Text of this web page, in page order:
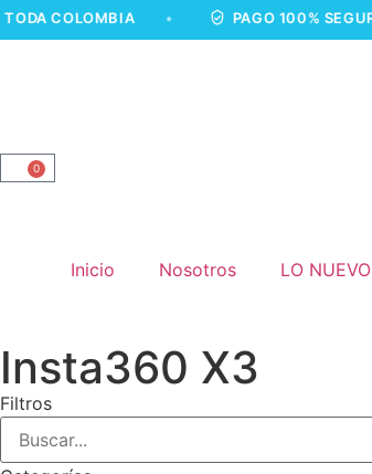
• PAGO 100% SEGURO •
0
Inicio Nosotros LO NUEVO
Insta360 X3
Filtros